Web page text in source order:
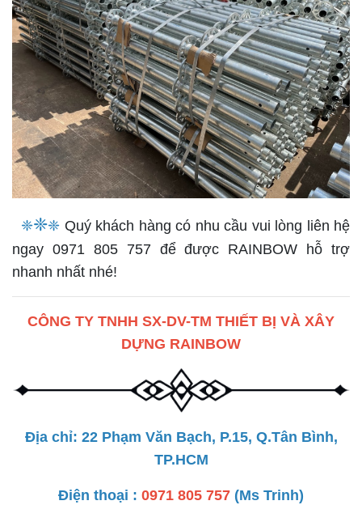
❈❈❈ Quý khách hàng có nhu cầu vui lòng liên hệ
ngay 0971 805 757 để được RAINBOW hỗ trợ
nhanh nhất nhé!
CÔNG TY TNHH SX-DV-TM THIẾT BỊ VÀ XÂY
DỰNG RAINBOW
Địa chỉ: 22 Phạm Văn Bạch, P.15, Q.Tân Bình,
TP.HCM
Điện thoại : 0971 805 757 (Ms Trinh)